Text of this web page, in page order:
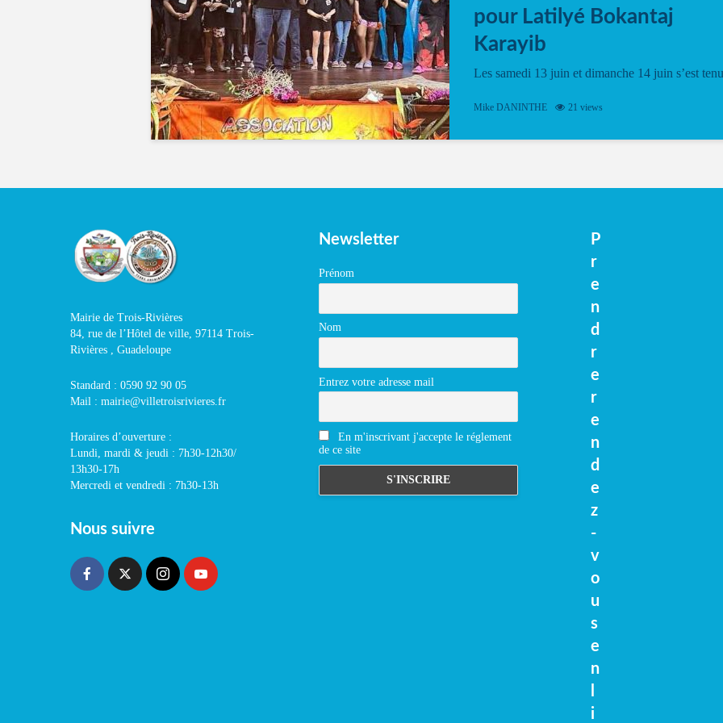
pour Latilyé Bokantaj
Karayib
Les samedi 13 juin et dimanche 14 juin s’est tenu
vibrant à Pierrot Narouman, organisé par
spectacle de fin d’année, présenté à la salle...
Mike DANINTHE 21 views
Mairie de Trois-Rivières
84, rue de l’Hôtel de ville, 97114 Trois-
Rivières , Guadeloupe
Standard : 0590 92 90 05
Mail : mairie@villetroisrivieres.fr
Horaires d’ouverture :
Lundi, mardi & jeudi : 7h30-12h30/
13h30-17h
Mercredi et vendredi : 7h30-13h
Nous suivre
Newsletter
Prénom
Nom
Entrez votre adresse mail
En m'inscrivant j'accepte le réglement
de ce site
P
r
e
n
d
r
e
r
e
n
d
e
z
-
v
o
u
s
e
n
i